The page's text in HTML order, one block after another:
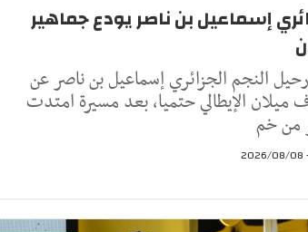
إسماعيل بن ناصر يودع جماهير
النجم الجزائري إسماعيل بن ناصر عن
الإيطالي حتميا، بعد مسيرة امتدت
من خم